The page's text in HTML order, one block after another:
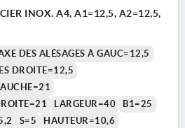
A1=12,5, A2=12,5,
DES ALÉSAGES À GAUC=12,5
DROITE=12,5
LARGEUR=40
B1=25
S=5
HAUTEUR=10,6